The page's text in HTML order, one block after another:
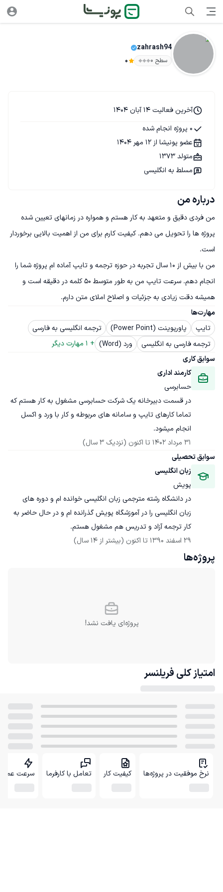
zahrash94
سطح ۰ 0
درباره من
من فردی دقیق و متعهد به کار هستم و همواره در زمانهای تعیین شده
پروژه ها را تحویل می دهم. کیفیت کارم برای من از اهمیت بالایی برخوردار
من با بیش از 10 سال تجربه در حوزه ترجمه و تایپ آماده ام پروژه شما را
انجام دهم. سرعت تایپ من به طور متوسط 50 کلمه در دقیقه است و
همیشه دقت زیادی به جزئیات و اصلاح املای متن دارم.
مهارت‌ها
تایپ
پاورپوینت (Power Point)
ترجمه انگلیسی به فارسی
ترجمه فارسی به انگلیسی
ورد (Word) +
1 مهارت دیگر
سوابق کاری
کارمند اداری
حسابرسی
در قسمت دبیرخانه یک شرکت حسابرسی مشغول به کار هستم که
تماما کارهای تایپ و سامانه های مربوطه و کار با ورد و اکسل
انجام میشود.
31 مرداد 1402
تا اکنون (نزدیک 3 سال)
سوابق تحصیلی
زبان انگلیسی
پویش
در دانشگاه رشته مترجمی زبان انگلیسی خوانده ام و دوره های
زبان انگلیسی را در آموزشگاه پویش گذرانده ام و در حال حاضر به
کار ترجمه آزاد و تدریس هم مشغول هستم.
29 اسفند 1390
تا اکنون (بیشتر از 14 سال)
آخرین فعالیت 14 آبان 1404
0 پروژه انجام شده
عضو پونیشا از 12 مهر 1404
متولد 1373
مسلط به انگلیسی
پروژه‌ها
پروژه‌ای یافت نشد!
امتیاز کلی فریلنسر
نرخ موفقیت در پروژه‌ها کیفیت کار تعامل با کارفرما سرعت عمل